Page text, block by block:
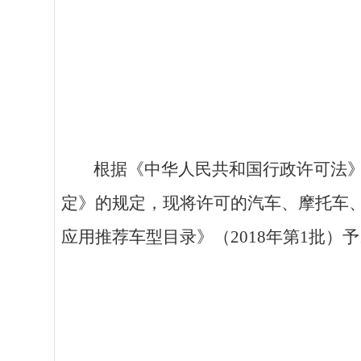
根据 《中华人民共和国行政许可法
定》 的规定，现将许可的汽车、摩托车
应用推荐车型目录》（2018年第1批）